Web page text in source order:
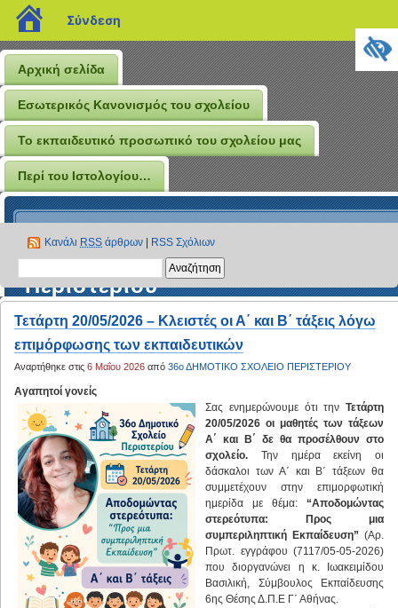
blogs.sch.gr
Σύνδεση
Αρχική σελίδα
Εσωτερικός Κανονισμός του σχολείου
Το εκπαιδευτικό προσωπικό του σχολείου μας
Περί του Ιστολογίου…
Το Ιστολόγιο του 36ου
Δημοτικού Σχολείου
Περιστερίου
Κανάλι RSS άρθρων RSS Σχόλιων
Τετάρτη 20/05/2026 – Κλειστές οι Α΄ και Β΄ τάξεις λόγω
επιμόρφωσης των εκπαιδευτικών
Αναρτήθηκε στις 6 Μαΐου 2026 από 36ο ΔΗΜΟΤΙΚΟ ΣΧΟΛΕΙΟ ΠΕΡΙΣΤΕΡΙΟΥ
Αγαπητοί γονείς
Σας ενημερώνουμε ότι την Τετάρτη
20/05/2026 οι μαθητές των τάξεων
Α΄ και Β΄ δε θα προσέλθουν στο
σχολείο. Την ημέρα εκείνη οι
δάσκαλοι των Α΄ και Β΄ τάξεων θα
συμμετέχουν στην επιμορφωτική
ημερίδα με θέμα: “Αποδομώντας
στερεότυπα: Προς μια
συμπεριληπτική Εκπαίδευση” (Αρ.
Πρωτ. εγγράφου (7117/05-05-2026)
που διοργανώνει η κ. Ιωακειμίδου
Βασιλική, Σύμβουλος Εκπαίδευσης
6ης Θέσης Δ.Π.Ε Γ΄ Αθήνας.